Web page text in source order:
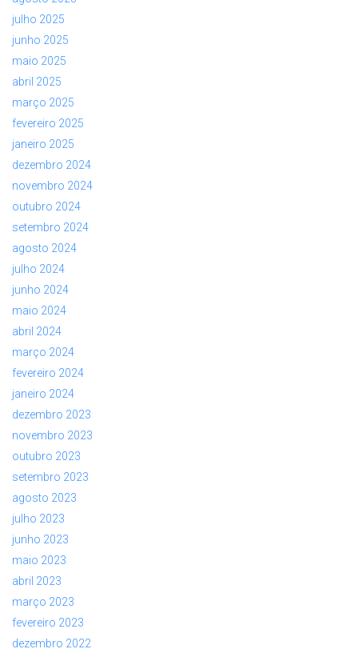
julho 2025
junho 2025
maio 2025
abril 2025
março 2025
fevereiro 2025
janeiro 2025
dezembro 2024
novembro 2024
outubro 2024
setembro 2024
agosto 2024
julho 2024
junho 2024
maio 2024
abril 2024
março 2024
fevereiro 2024
janeiro 2024
dezembro 2023
novembro 2023
outubro 2023
setembro 2023
agosto 2023
julho 2023
junho 2023
maio 2023
abril 2023
março 2023
fevereiro 2023
dezembro 2022